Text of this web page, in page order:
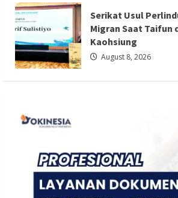
Kaohsiung
Redaksi 01 August 8, 2026
Serikat Usul
Migran Saat Taifun
Kaohsiung
August 8, 2026